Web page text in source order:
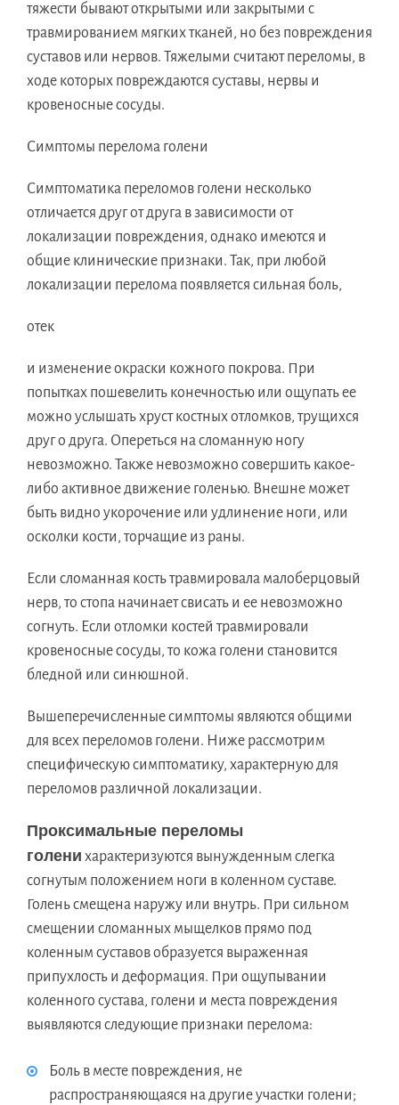
тяжести бывают открытыми или закрытыми с
травмированием мягких тканей, но без повреждения
суставов или нервов. Тяжелыми считают переломы, в
ходе которых повреждаются суставы, нервы и
кровеносные сосуды.
Симптомы перелома голени
Симптоматика переломов голени несколько
отличается друг от друга в зависимости от
локализации повреждения, однако имеются и
общие клинические признаки. Так, при любой
локализации перелома появляется сильная боль,
отек
и изменение окраски кожного покрова. При
попытках пошевелить конечностью или ощупать ее
можно услышать хруст костных отломков, трущихся
друг о друга. Опереться на сломанную ногу
невозможно. Также невозможно совершить какое-
либо активное движение голенью. Внешне может
быть видно укорочение или удлинение ноги, или
осколки кости, торчащие из раны.
Если сломанная кость травмировала малоберцовый
нерв, то стопа начинает свисать и ее невозможно
согнуть. Если отломки костей травмировали
кровеносные сосуды, то кожа голени становится
бледной или синюшной.
Вышеперечисленные симптомы являются общими
для всех переломов голени. Ниже рассмотрим
специфическую симптоматику, характерную для
переломов различной локализации.
Проксимальные переломы
голени характеризуются вынужденным слегка
согнутым положением ноги в коленном суставе.
Голень смещена наружу или внутрь. При сильном
смещении сломанных мыщелков прямо под
коленным суставов образуется выраженная
припухлость и деформация. При ощупывании
коленного сустава, голени и места повреждения
выявляются следующие признаки перелома:
Боль в месте повреждения, не
распространяющаяся на другие участки голени;